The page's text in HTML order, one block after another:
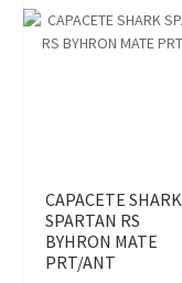
CAPACETE SHARK
SPARTAN RS
BYHRON MATE
PRT/ANT